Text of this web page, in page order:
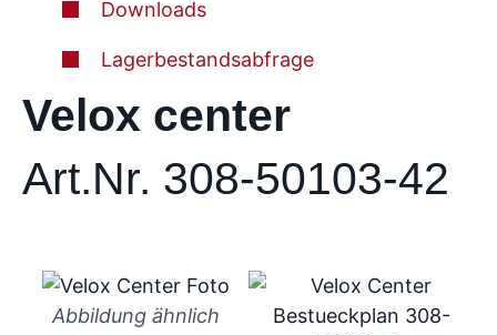
Downloads
Lagerbestandsabfrage
Velox center
Art.Nr. 308-50103-42
Abbildung ähnlich